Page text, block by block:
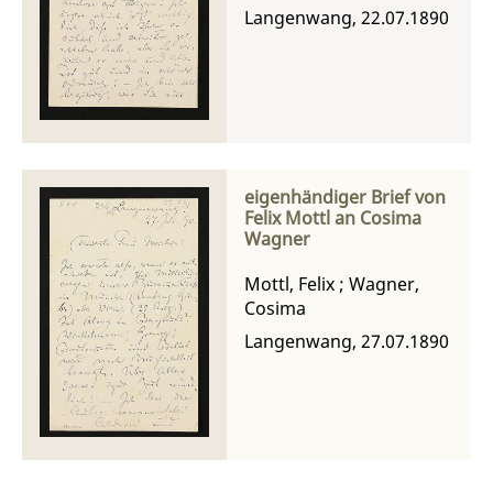
Langenwang, 22.07.1890
eigenhändiger Brief von
Felix Mottl an Cosima
Wagner
Mottl, Felix ; Wagner,
Cosima
Langenwang, 27.07.1890